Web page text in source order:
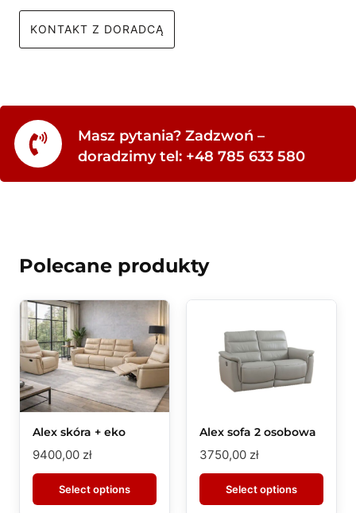
KONTAKT Z DORADCĄ
Masz pytania? Zadzwoń –
doradzimy tel: +48 785 633 580
Polecane produkty
Alex skóra + eko
9400,00 zł
Select options
Alex sofa 2 osobowa
3750,00 zł
Select options